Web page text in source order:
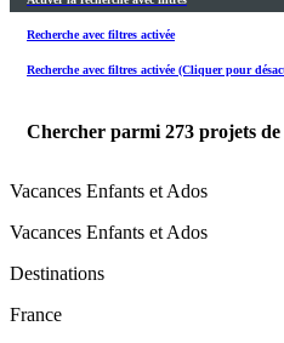
Recherche avec filtres activée
Recherche avec filtres activée (Cliquer pour
Chercher parmi 273 projets de
Vacances Enfants et Ados
Vacances Enfants et Ados
Destinations
France